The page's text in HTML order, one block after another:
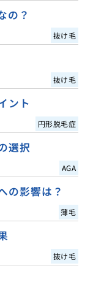
の？
抜け毛
抜け毛
ント
円形脱毛症
選択
AGA
の影響は？
薄毛
抜け毛